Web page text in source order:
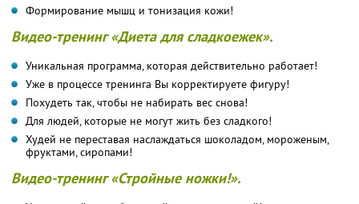
Формирование мышц и тонизация кожи!
Видео-тренинг «Диета для сладкоежек».
Уникальная программа, которая действительно работает!
Уже в процессе тренинга Вы корректируете фигуру!
Похудеть так, чтобы не набирать вес снова!
Для людей, которые не могут жить без сладкого!
Худей не переставая наслаждаться шоколадом, мороженым,
фруктами, сиропами!
Видео-тренинг «Стройные ножки!».